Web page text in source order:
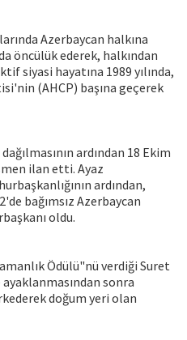
Azerbaycan halkına
öncülük ederek, halkından
siyasi hayatına 1989 yılında,
(AHCP) başına geçerek
ardından 18 Ekim
ilan etti. Ayaz
ardından,
bağımsız Azerbaycan
oldu.
Ödülü"nü verdiği Suret
sonra
doğum yeri olan